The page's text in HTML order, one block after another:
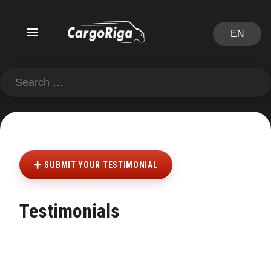
EN
SUBMIT YOUR TESTIMONIAL
Testimonials